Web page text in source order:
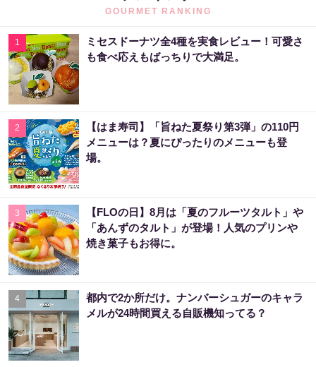
GOURMET RANKING
1
ミセスドーナツ全4種を実食レビュー！可愛さ
も食べ応えもばっちりで大満足。
2
【はま寿司】「旨ねた夏祭り第3弾」の110円
メニューは？夏にぴったりのメニューも登
場。
3
【FLOの日】8月は「夏のフルーツタルト」や
「あんずのタルト」が登場！人気のプリンや
焼き菓子もお得に。
4
都内で2か所だけ。ナンバーシュガーのキャラ
メルが24時間買える自販機知ってる？